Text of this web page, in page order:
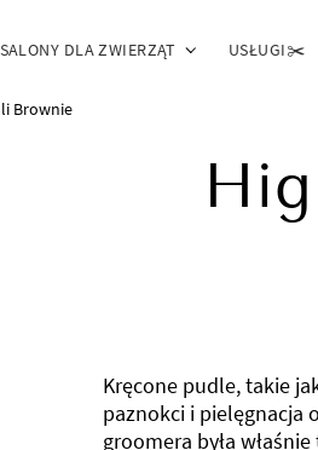
SALONY DLA ZWIERZĄT USŁUGI✂️
Brownie
Kręcone pudle, takie
paznokci i pielęgnacja
groomera była